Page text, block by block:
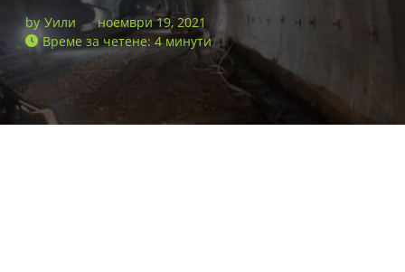
by Уили
ноември 19, 2021
Време за четене: 4 минути